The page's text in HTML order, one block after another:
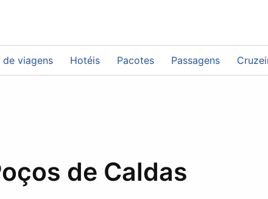
de viagens Hotéis Pacotes Passagens
de Caldas